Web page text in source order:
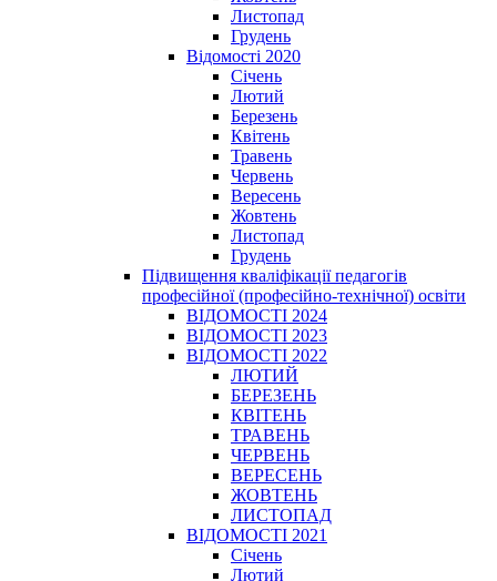
Листопад
Грудень
Відомості 2020
Січень
Лютий
Березень
Квітень
Травень
Червень
Вересень
Жовтень
Листопад
Грудень
Підвищення кваліфікації педагогів
професійної (професійно-технічної) освіти
ВІДОМОСТІ 2024
ВІДОМОСТІ 2023
ВІДОМОСТІ 2022
ЛЮТИЙ
БЕРЕЗЕНЬ
КВІТЕНЬ
ТРАВЕНЬ
ЧЕРВЕНЬ
ВЕРЕСЕНЬ
ЖОВТЕНЬ
ЛИСТОПАД
ВІДОМОСТІ 2021
Січень
Лютий